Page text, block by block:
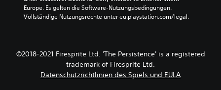
Europe. Es gelten die Software-Nutzungsbedingungen.
Vollständige Nutzungsrechte unter eu.playstation.com/legal.
©2018-2021 Firesprite Ltd. 'The Persistence' is a registered
trademark of Firesprite Ltd.
Datenschutzrichtlinien des Spiels und EULA